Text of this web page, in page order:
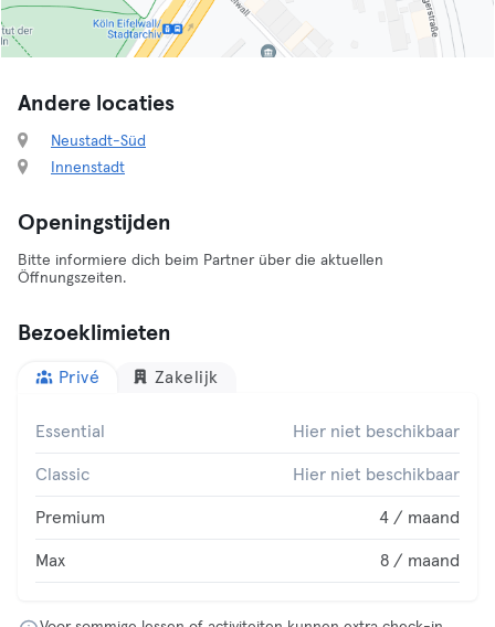
Andere locaties
Neustadt-Süd
Innenstadt
Openingstijden
Bitte informiere dich beim Partner über die aktuellen
Öffnungszeiten.
Bezoeklimieten
Privé Zakelijk
Essential Hier niet beschikbaar
Classic Hier niet beschikbaar
Premium 4 / maand
Max 8 / maand